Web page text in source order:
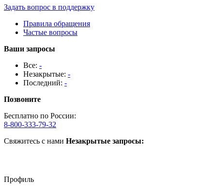
Задать вопрос в поддержку
Правила обращения
Частые вопросы
Ваши запросы
Все: -
Незакрытые: -
Последний: -
Позвоните
Бесплатно по России:
8-800-333-79-32
Свяжитесь с нами Незакрытые запросы:
Профиль